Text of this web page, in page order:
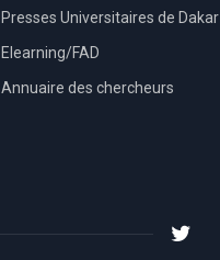
Presses Universitaires de Dakar
Elearning/FAD
Annuaire des chercheurs